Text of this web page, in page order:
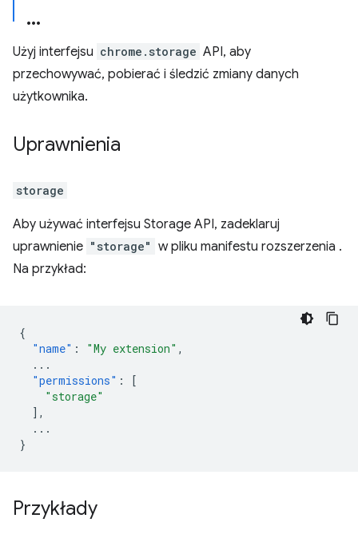
Użyj interfejsu chrome.storage API, aby
przechowywać, pobierać i śledzić zmiany danych
użytkownika.
Uprawnienia
storage
Aby używać interfejsu Storage API, zadeklaruj
uprawnienie "storage" w pliku manifestu rozszerzenia .
Na przykład:
{
"name" : "My extension" ,
...
"permissions" :
[
"storage"
],
...
}
Przykłady